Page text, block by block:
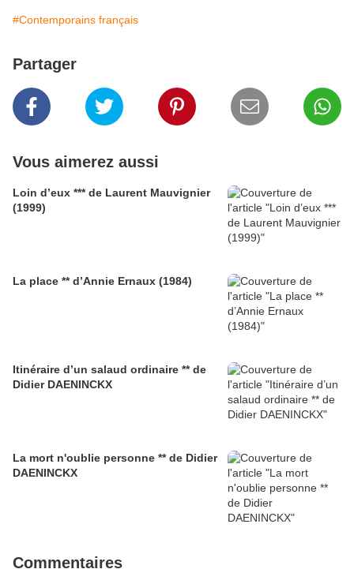
#Contemporains français
Partager
Vous aimerez aussi
Loin d’eux *** de Laurent Mauvignier
(1999)
La place ** d’Annie Ernaux (1984)
Itinéraire d’un salaud ordinaire ** de
Didier DAENINCKX
La mort n'oublie personne ** de Didier
DAENINCKX
Commentaires